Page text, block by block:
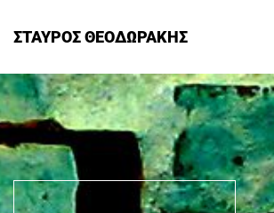
ΣΤΑΥΡΟΣ ΘΕΟΔΩΡΑΚΗΣ